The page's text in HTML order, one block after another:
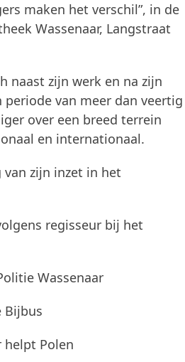
maken het verschil”, in de
Wassenaar, Langstraat
naast zijn werk en na zijn
van meer dan veertig
over een breed terrein
en internationaal.
zijn inzet in het
regisseur bij het
Wassenaar
Bijbus
helpt Polen